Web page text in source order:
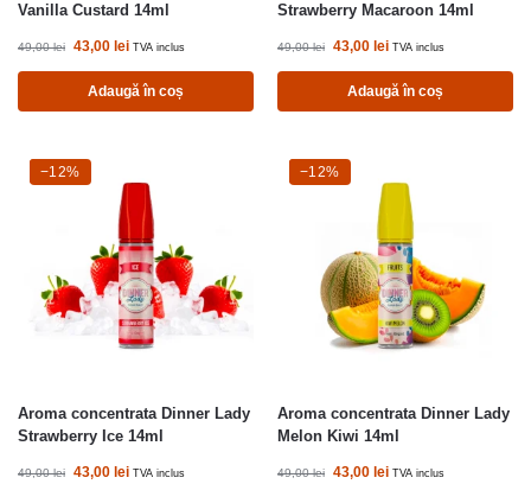
Vanilla Custard 14ml
49,00lei 43,00 lei TVA inclus
Adaugă în coș
Strawberry Macaroon 14ml
49,00lei 43,00 lei TVA inclus
Adaugă în coș
-12%
−12%
Aroma concentrata Dinner Lady
Strawberry Ice 14ml
49,00lei 43,00 lei TVA inclus
-12%
−12%
Aroma concentrata Dinner Lady
Melon Kiwi 14ml
49,00lei 43,00 lei TVA inclus